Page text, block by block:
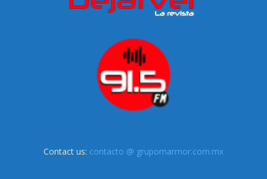
Contact us: contacto @ grupomarmor.com.mx